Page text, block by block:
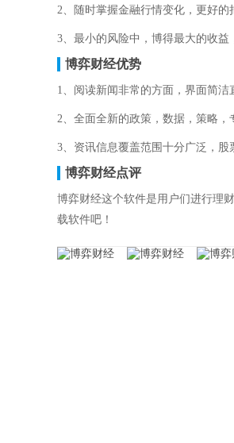
2、随时掌握金融行情变化，更好的
3、最小的风险中，博得最大的收益
博弈财经优势
1、阅读新闻非常的方面，界面简洁
2、全面全新的政策，数据，策略，
3、资讯信息覆盖范围十分广泛，股
博弈财经点评
博弈财经这个软件是用户们进行理
载软件吧！